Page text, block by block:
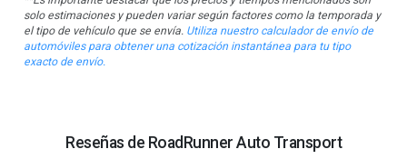
solo estimaciones y pueden variar según factores como la temporada y
el tipo de vehículo que se envía. Utiliza nuestro calculador de envío de
automóviles para obtener una cotización instantánea para tu tipo
exacto de envío.
Reseñas de RoadRunner Auto Transport